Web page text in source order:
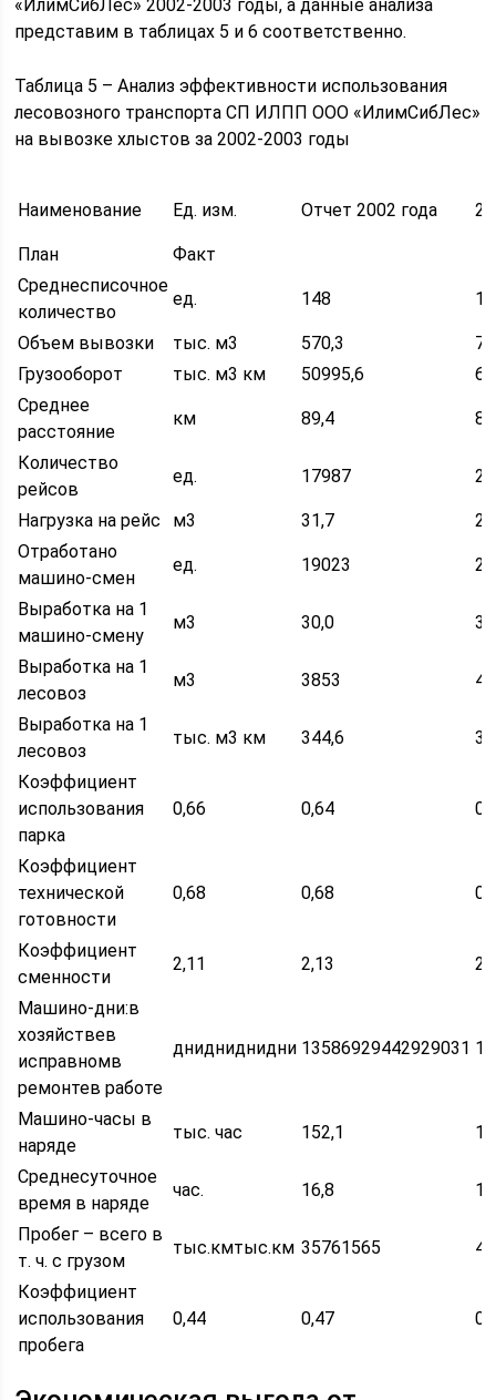
«ИлимСибЛес» 2002-2003 годы, а данные анализа
представим в таблицах 5 и 6 соответственно.
Таблица 5 – Анализ эффективности использования
лесовозного транспорта СП ИЛПП ООО «ИлимСибЛес»
на вывозке хлыстов за 2002-2003 годы
Наименование Ед. изм. Отчет 2002 года
План
Факт
Среднесписочное
количество
ед. 148
Объем вывозки тыс. м3 570,3
Грузооборот
тыс. м3 км 50995,6
Среднее
расстояние
км 89,4
Количество
рейсов
ед. 17987
Нагрузка на рейс м3 31,7
Отработано
машино-смен
ед. 19023
Выработка на 1
машино-смену
м3 30,0
Выработка на 1
лесовоз
м3 3853
Выработка на 1
лесовоз
тыс. м3 км 344,6
Коэффициент
использования
парка
0,66 0,64
Коэффициент
технической
готовности
0,68 0,68
Коэффициент
сменности
2,11 2,13
Машино-дни:в
хозяйствев
исправномв
ремонтев работе
днидниднидни 13586929442929031
Машино-часы в
наряде
тыс. час 152,1
Среднесуточное
время в наряде
час. 16,8
Пробег – всего в
т. ч. с грузом
тыс.кмтыс.км 35761565
Коэффициент
использования
пробега
0,44 0,47